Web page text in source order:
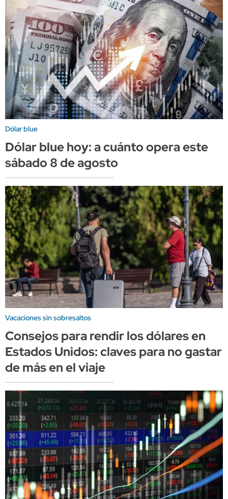
Dólar blue
Dólar blue hoy: a cuánto opera este
sábado 8 de agosto
Vacaciones sin sobresaltos
Consejos para rendir los dólares en
Estados Unidos: claves para no gastar
de más en el viaje